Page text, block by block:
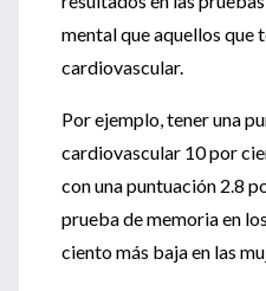
mental que aquellos que
cardiovascular.
Por ejemplo, tener una
cardiovascular 10 por
con una puntuación 2.8
prueba de memoria en
ciento más baja en las